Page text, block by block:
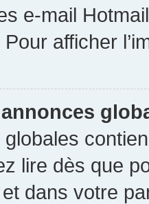
e-mail
afficher
lire dès que
dans votre